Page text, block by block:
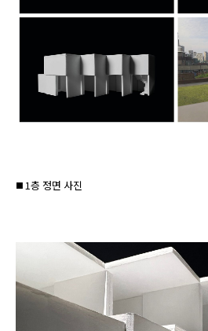
◼️ 1층 정면 사진